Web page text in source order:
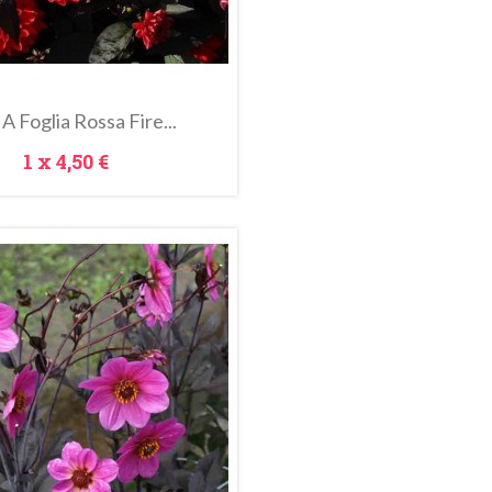
Carrello Anteprima
Foglia Rossa Fire...
Prezzo
1 x4,50 €